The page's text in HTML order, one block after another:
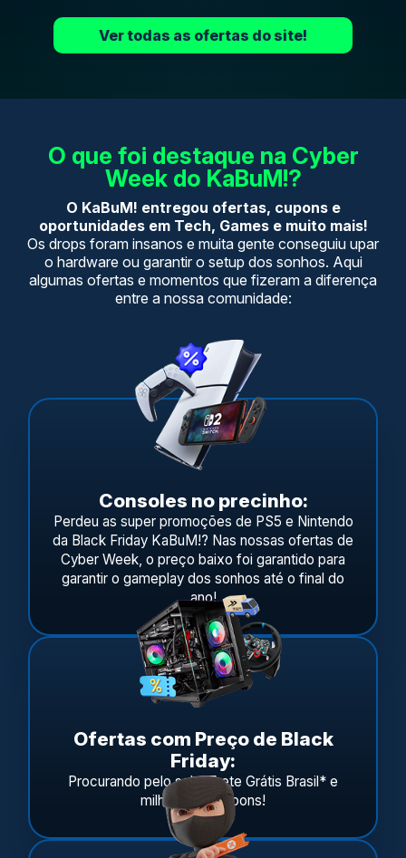
Ver todas as ofertas do site!
O que foi destaque na Cyber
Week do KaBuM!?
O KaBuM! entregou ofertas, cupons e
oportunidades em Tech, Games e muito mais!
Os drops foram insanos e muita gente conseguiu upar
o hardware ou garantir o setup dos sonhos. Aqui
algumas ofertas e momentos que fizeram a diferença
entre a nossa comunidade:
Consoles no precinho:
Perdeu as super promoções de PS5 e Nintendo
da Black Friday KaBuM!? Nas nossas ofertas de
Cyber Week, o preço baixo foi garantido para
garantir o gameplay dos sonhos até o final do
ano!
Ofertas com Preço de Black
Friday:
Procurando pelo selo, Frete Grátis Brasil* e
milhares de cupons!